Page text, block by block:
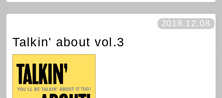
2018.12.08
Talkin' about vol.3